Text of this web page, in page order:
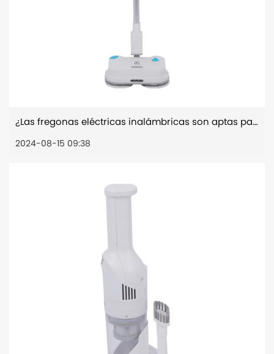
¿Las fregonas eléctricas inalámbricas son aptas para todo tipo de suelos?
2024-08-15 09:38